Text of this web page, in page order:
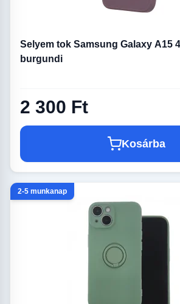
Selyem tok Samsung Galaxy A15
burgundi
2 300 Ft
Kosárba
2-5 munkanap